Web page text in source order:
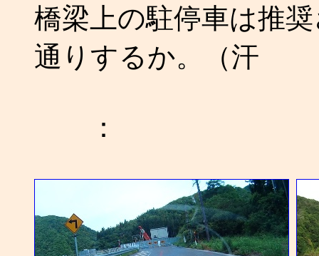
橋梁上の駐停車は推
通りするか。（汗
：